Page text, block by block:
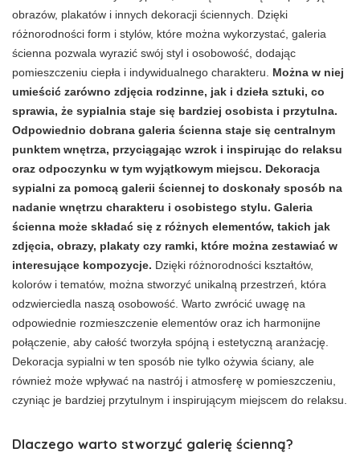
obrazów, plakatów i innych dekoracji ściennych. Dzięki
różnorodności form i stylów, które można wykorzystać, galeria
ścienna pozwala wyrazić swój styl i osobowość, dodając
pomieszczeniu ciepła i indywidualnego charakteru. Można w niej
umieścić zarówno zdjęcia rodzinne, jak i dzieła sztuki, co
sprawia, że sypialnia staje się bardziej osobista i przytulna.
Odpowiednio dobrana galeria ścienna staje się centralnym
punktem wnętrza, przyciągając wzrok i inspirując do relaksu
oraz odpoczynku w tym wyjątkowym miejscu. Dekoracja
sypialni za pomocą galerii ściennej to doskonały sposób na
nadanie wnętrzu charakteru i osobistego stylu. Galeria
ścienna może składać się z różnych elementów, takich jak
zdjęcia, obrazy, plakaty czy ramki, które można zestawiać w
interesujące kompozycje. Dzięki różnorodności kształtów,
kolorów i tematów, można stworzyć unikalną przestrzeń, która
odzwierciedla naszą osobowość. Warto zwrócić uwagę na
odpowiednie rozmieszczenie elementów oraz ich harmonijne
połączenie, aby całość tworzyła spójną i estetyczną aranżację.
Dekoracja sypialni w ten sposób nie tylko ożywia ściany, ale
również może wpływać na nastrój i atmosferę w pomieszczeniu,
czyniąc je bardziej przytulnym i inspirującym miejscem do relaksu.
Dlaczego warto stworzyć galerię ścienną?